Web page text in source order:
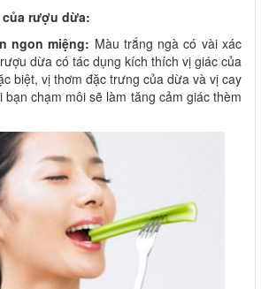
rượu dừa:
ngon miệng: Màu trắng ngà có vài xác
dừa có tác dụng kích thích vị giác của
biệt, vị thơm đặc trưng của dừa và vị cay
bạn chạm môi sẽ làm tăng cảm giác thèm